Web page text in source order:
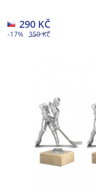
350 Kč
-17%
290 KČ